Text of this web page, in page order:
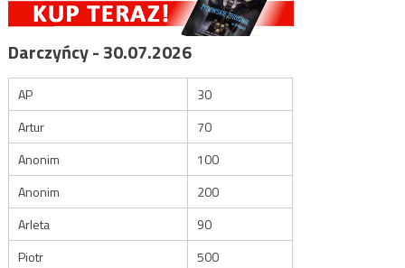
Darczyńcy - 30.07.2026
AP
30
Artur
70
Anonim
100
Anonim
200
Arleta
90
Piotr
500